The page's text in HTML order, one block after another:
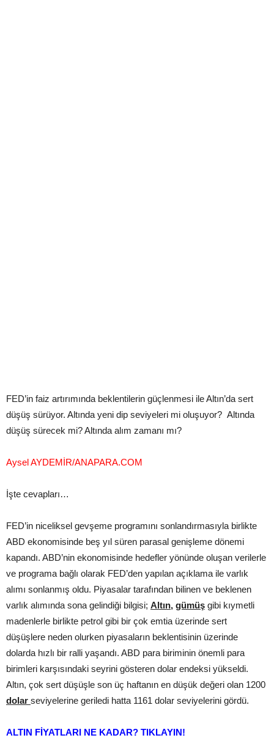
FED’in faiz artırımında beklentilerin güçlenmesi ile Altın’da sert
düşüş sürüyor. Altında yeni dip seviyeleri mi oluşuyor? Altında
düşüş sürecek mi? Altında alım zamanı mı?
Aysel AYDEMİR/ANAPARA.COM
İşte cevapları…
FED’in niceliksel gevşeme programını sonlandırmasıyla birlikte
ABD ekonomisinde beş yıl süren parasal genişleme dönemi
kapandı. ABD’nin ekonomisinde hedefler yönünde oluşan verilerle
ve programa bağlı olarak FED’den yapılan açıklama ile varlık
alımı sonlanmış oldu. Piyasalar tarafından bilinen ve beklenen
varlık alımında sona gelindiği bilgisi; Altın, gümüş gibi kıymetli
madenlerle birlikte petrol gibi bir çok emtia üzerinde sert
düşüşlere neden olurken piyasaların beklentisinin üzerinde
dolarda hızlı bir ralli yaşandı. ABD para biriminin önemli para
birimleri karşısındaki seyrini gösteren dolar endeksi yükseldi.
Altın, çok sert düşüşle son üç haftanın en düşük değeri olan 1200
dolar seviyelerine geriledi hatta 1161 dolar seviyelerini gördü.
ALTIN FİYATLARI NE KADAR? TIKLAYIN!